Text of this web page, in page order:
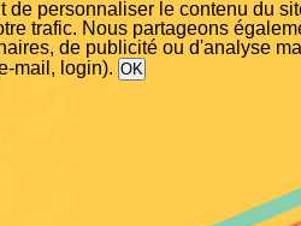
de personnaliser le contenu du
trafic. Nous partageons
de publicité ou d'analyse
mail, login).